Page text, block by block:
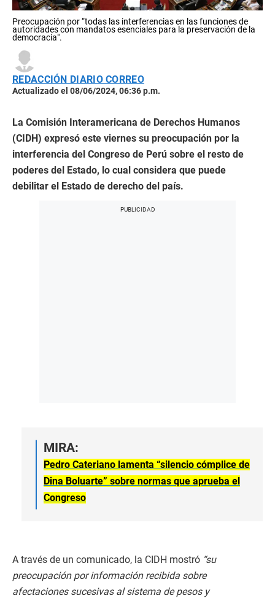
Preocupación por “todas las interferencias en las funciones de
autoridades con mandatos esenciales para la preservación de la
democracia".
REDACCIÓN DIARIO CORREO
Actualizado el 08/06/2024, 06:36 p.m.
La Comisión Interamericana de Derechos Humanos
(CIDH) expresó este viernes su preocupación por la
interferencia del Congreso de Perú sobre el resto de
poderes del Estado, lo cual considera que puede
debilitar el Estado de derecho del país.
MIRA:
Pedro Cateriano lamenta “silencio cómplice de
Dina Boluarte” sobre normas que aprueba el
Congreso
A través de un comunicado, la CIDH mostró “su
preocupación por información recibida sobre
afectaciones sucesivas al sistema de pesos y